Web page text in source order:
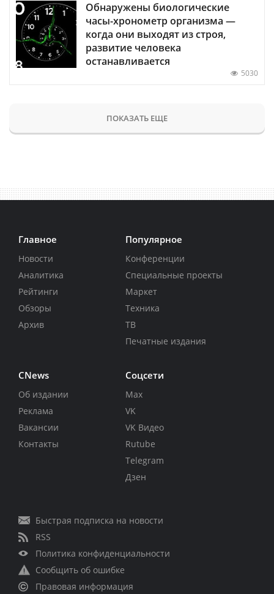
Обнаружены биологические
часы-хронометр организма —
когда они выходят из строя,
развитие человека
останавливается
5030
ПОКАЗАТЬ ЕЩЕ
Главное
Новости
Аналитика
Рейтинги
Обзоры
Архив
Популярное
Конференции
Специальные проекты
Маркет
Техника
ТВ
Печатные издания
CNews
Об издании
Реклама
Вакансии
Контакты
Соцсети
Max
VK
VK Видео
Rutube
Telegram
Дзен
Быстрая подписка на новости
RSS
Политика конфиденциальности
Сообщить об ошибке
Правовая информация